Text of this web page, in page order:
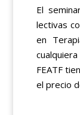
El
lectivas
en
FEATF
el precio